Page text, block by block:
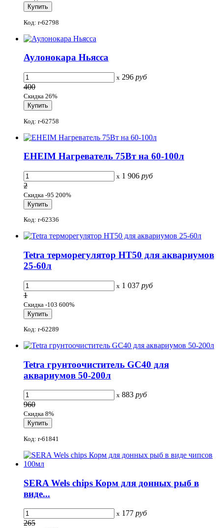
Код: r-62798
Аулонокара Ньясса
x 296 руб
400
Скидка 26%
Код: r-62758
EHEIM Нагреватель 75Вт на 60-100л
x 1 906 руб
2
Скидка -95 200%
Код: r-62336
Tetra терморегулятор HT50 для аквариумов
25-60л
x 1 037 руб
1
Скидка -103 600%
Код: r-62289
Tetra грунтоочиститель GC40 для
аквариумов 50-200л
x 883 руб
960
Скидка 8%
Код: r-61841
SERA Wels chips Корм для донных рыб в
виде...
x 177 руб
265